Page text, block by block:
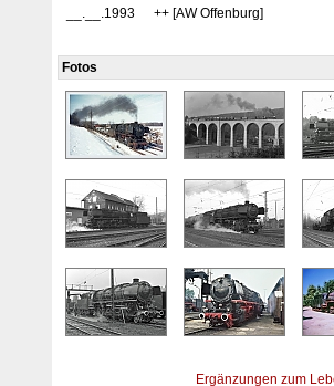
__.__.1993
++ [AW Offenburg]
Fotos
Ergänzungen zum